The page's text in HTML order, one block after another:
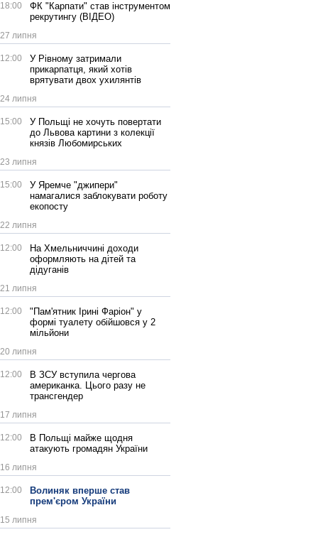
18:00
ФК "Карпати" став інструментом
рекрутингу (ВІДЕО)
27 липня
12:00
У Рівному затримали
прикарпатця, який хотів
врятувати двох ухилянтів
24 липня
15:00
У Польщі не хочуть повертати
до Львова картини з колекції
князів Любомирських
23 липня
15:00
У Яремче "джипери"
намагалися заблокувати роботу
екопосту
22 липня
12:00
На Хмельниччині доходи
оформляють на дітей та
дідуганів
21 липня
12:00
"Пам'ятник Ірині Фаріон" у
формі туалету обійшовся у 2
мільйони
20 липня
12:00
В ЗСУ вступила чергова
американка. Цього разу не
трансгендер
17 липня
12:00
В Польщі майже щодня
атакують громадян України
16 липня
12:00
Волиняк вперше став
прем'єром України
15 липня